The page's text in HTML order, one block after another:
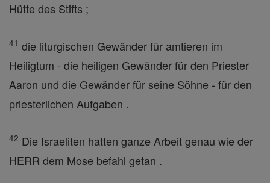
Hütte des Stifts ;
41 die liturgischen Gewänder für amtieren im
Heiligtum - die heiligen Gewänder für den Priester
Aaron und die Gewänder für seine Söhne - für den
priesterlichen Aufgaben .
42 Die Israeliten hatten ganze Arbeit genau wie der
HERR dem Mose befahl getan .